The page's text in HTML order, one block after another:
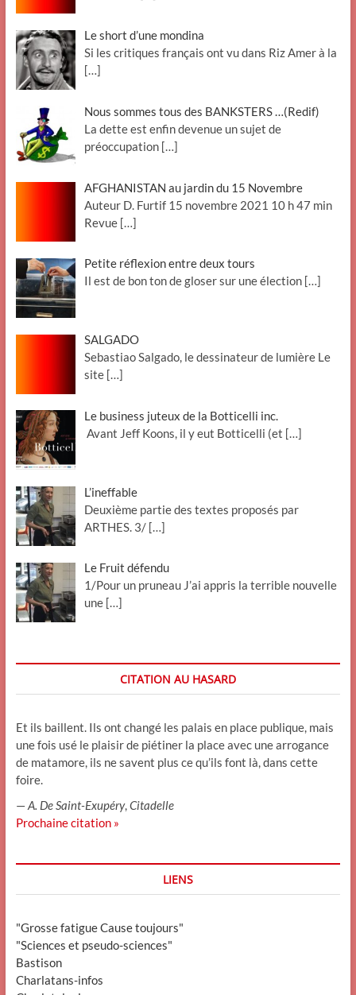
Le short d’une mondina
Si les critiques français ont vu dans Riz Amer à la
[…]
Nous sommes tous des BANKSTERS …(Redif)
La dette est enfin devenue un sujet de
préoccupation […]
AFGHANISTAN au jardin du 15 Novembre
Auteur D. Furtif 15 novembre 2021 10 h 47 min
Revue […]
Petite réflexion entre deux tours
Il est de bon ton de gloser sur une élection […]
SALGADO
Sebastiao Salgado, le dessinateur de lumière Le
site […]
Le business juteux de la Botticelli inc.
Avant Jeff Koons, il y eut Botticelli (et […]
L’ineffable
Deuxième partie des textes proposés par
ARTHES. 3/ […]
Le Fruit défendu
1/Pour un pruneau J’ai appris la terrible nouvelle
une […]
CITATION AU HASARD
Et ils baillent. Ils ont changé les palais en place publique, mais
une fois usé le plaisir de piétiner la place avec une arrogance
de matamore, ils ne savent plus ce qu’ils font là, dans cette
foire.
—A. De Saint-Exupéry,Citadelle
Prochaine citation »
LIENS
"Grosse fatigue Cause toujours"
"Sciences et pseudo-sciences"
Bastison
Charlatans-infos